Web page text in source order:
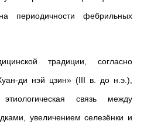
периодичности фебрильных
традиции, согласно
ди нэй цзин» (III в. до н.э.),
связь между
увеличением селезёнки и